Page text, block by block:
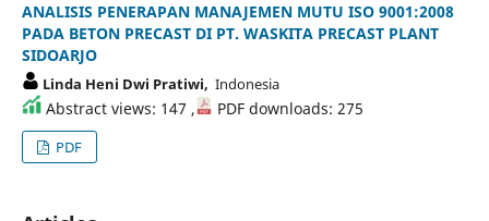
ANALISIS PENERAPAN MANAJEMEN MUTU ISO 9001:2008
PADA BETON PRECAST DI PT. WASKITA PRECAST PLANT
SIDOARJO
Linda Heni Dwi Pratiwi, Indonesia
Abstract views: 147 , PDF downloads: 275
PDF